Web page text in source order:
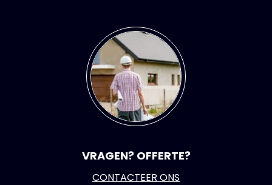
VRAGEN? OFFERTE?
CONTACTEER ONS